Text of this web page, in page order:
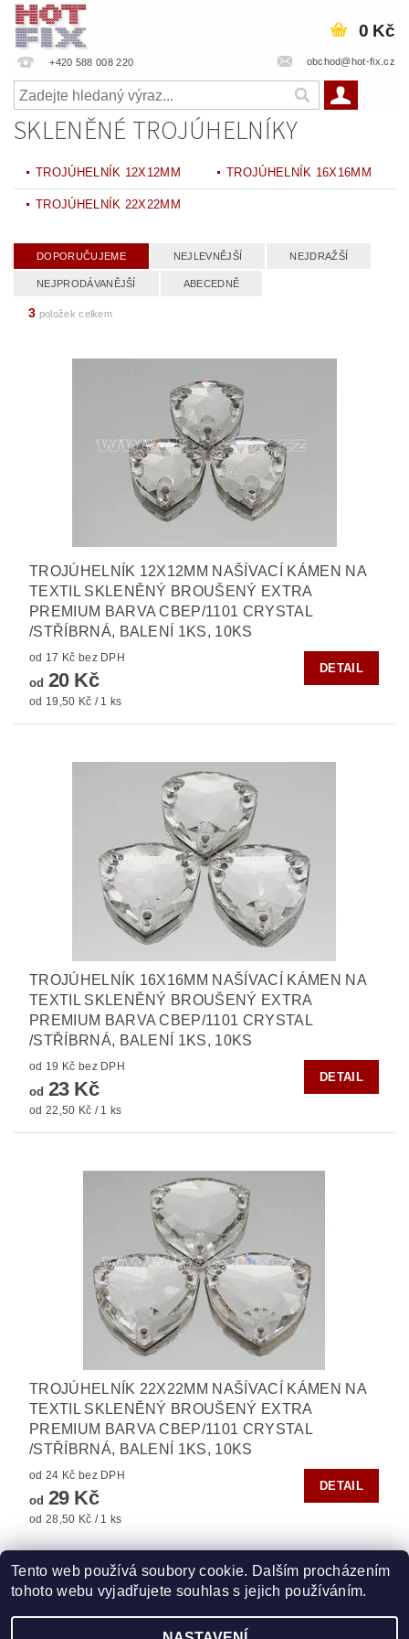
+420 588 008 220 obchod@hot-fix.cz
0 Kč
SKLENĚNÉ TROJÚHELNÍKY
TROJÚHELNÍK 12X12MM TROJÚHELNÍK 16X16MM
TROJÚHELNÍK 22X22MM
DOPORUČUJEME NEJLEVNĚJŠÍ NEJDRAŽŠÍ
NEJPRODÁVANĚJŠÍ ABECEDNĚ
3 položek celkem
TROJÚHELNÍK 12X12MM NAŠÍVACÍ KÁMEN NA
TEXTIL SKLENĚNÝ BROUŠENÝ EXTRA
PREMIUM BARVA CBEP/1101 CRYSTAL
/STŘÍBRNÁ, BALENÍ 1KS, 10KS
od 17 Kč bez DPH
od 20 Kč
od 19,50 Kč / 1 ks
DETAIL
TROJÚHELNÍK 16X16MM NAŠÍVACÍ KÁMEN NA
TEXTIL SKLENĚNÝ BROUŠENÝ EXTRA
PREMIUM BARVA CBEP/1101 CRYSTAL
/STŘÍBRNÁ, BALENÍ 1KS, 10KS
od 19 Kč bez DPH
od 23 Kč
od 22,50 Kč / 1 ks
DETAIL
TROJÚHELNÍK 22X22MM NAŠÍVACÍ KÁMEN NA
TEXTIL SKLENĚNÝ BROUŠENÝ EXTRA
PREMIUM BARVA CBEP/1101 CRYSTAL
/STŘÍBRNÁ, BALENÍ 1KS, 10KS
od 24 Kč bez DPH
od 29 Kč
od 28,50 Kč / 1 ks
DETAIL
Zboží.cz | Heureka.cz | Vyšívací.cz | Crystalstyle.cz
Tento web používá soubory cookie. Dalším procházením
tohoto webu vyjadřujete souhlas s jejich používáním.